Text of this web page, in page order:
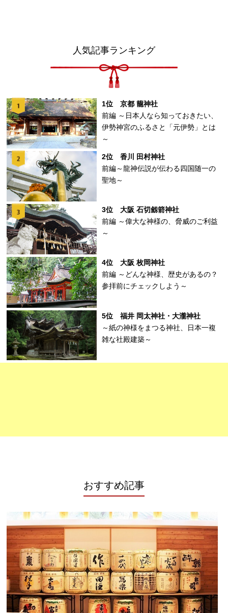
人気記事ランキング
1位 京都 籠神社
前編 ～日本人なら知っておきたい、
伊勢神宮のふるさと「元伊勢」とは
～
2位 香川 田村神社
前編～龍神伝説が伝わる四国随一の
聖地～
3位 大阪 石切劔箭神社
前編 ～偉大な神様の、脅威のご利益
～
4位 大阪 枚岡神社
前編 ～どんな神様、歴史があるの？
参拝前にチェックしよう～
5位 福井 岡太神社・大瀧神社
～紙の神様をまつる神社、日本一複
雑な社殿建築～
おすすめ記事